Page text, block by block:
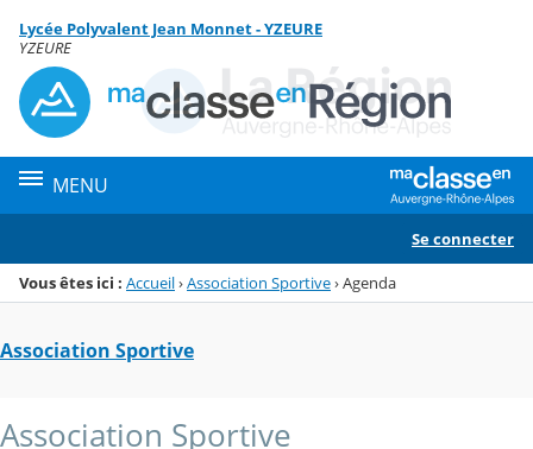
Menu de la rubrique
Contenu
Lycée Polyvalent Jean Monnet - YZEURE
YZEURE
MENU
Se connecter
Vous êtes ici : Accueil›Association Sportive›Agenda
Association Sportive
Association Sportive